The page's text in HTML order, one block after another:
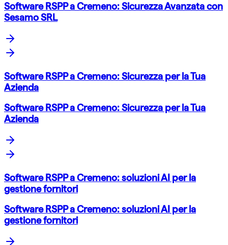
Software RSPP a Cremeno: Sicurezza Avanzata con
Sesamo SRL
Software RSPP a Cremeno: Sicurezza per la Tua
Azienda
Software RSPP a Cremeno: Sicurezza per la Tua
Azienda
Software RSPP a Cremeno: soluzioni AI per la
gestione fornitori
Software RSPP a Cremeno: soluzioni AI per la
gestione fornitori